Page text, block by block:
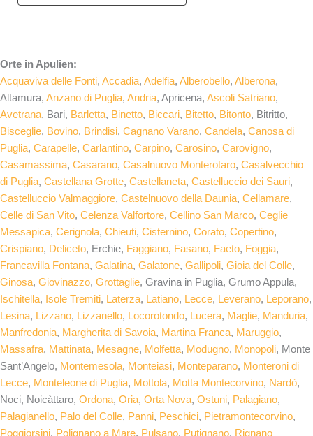
Orte in Apulien:
Acquaviva delle Fonti, Accadia, Adelfia, Alberobello, Alberona,
Altamura, Anzano di Puglia, Andria, Apricena, Ascoli Satriano,
Avetrana, Bari, Barletta, Binetto, Biccari, Bitetto, Bitonto, Bitritto,
Bisceglie, Bovino, Brindisi, Cagnano Varano, Candela, Canosa di
Puglia, Carapelle, Carlantino, Carpino, Carosino, Carovigno,
Casamassima, Casarano, Casalnuovo Monterotaro, Casalvecchio
di Puglia, Castellana Grotte, Castellaneta, Castelluccio dei Sauri,
Castelluccio Valmaggiore, Castelnuovo della Daunia, Cellamare,
Celle di San Vito, Celenza Valfortore, Cellino San Marco, Ceglie
Messapica, Cerignola, Chieuti, Cisternino, Corato, Copertino,
Crispiano, Deliceto, Erchie, Faggiano, Fasano, Faeto, Foggia,
Francavilla Fontana, Galatina, Galatone, Gallipoli, Gioia del Colle,
Ginosa, Giovinazzo, Grottaglie, Gravina in Puglia, Grumo Appula,
Ischitella, Isole Tremiti, Laterza, Latiano, Lecce, Leverano, Leporano,
Lesina, Lizzano, Lizzanello, Locorotondo, Lucera, Maglie, Manduria,
Manfredonia, Margherita di Savoia, Martina Franca, Maruggio,
Massafra, Mattinata, Mesagne, Molfetta, Modugno, Monopoli, Monte
Sant’Angelo, Montemesola, Monteiasi, Monteparano, Monteroni di
Lecce, Monteleone di Puglia, Mottola, Motta Montecorvino, Nardò,
Noci, Noicàttaro, Ordona, Oria, Orta Nova, Ostuni, Palagiano,
Palagianello, Palo del Colle, Panni, Peschici, Pietramontecorvino,
Poggiorsini, Polignano a Mare, Pulsano, Putignano, Rignano